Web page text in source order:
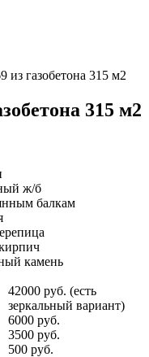
из газобетона 315 м2
315 м2
ж/б
балкам
камень
42000 руб. (есть
зеркальный вариант)
6000 руб.
3500 руб.
500 руб.